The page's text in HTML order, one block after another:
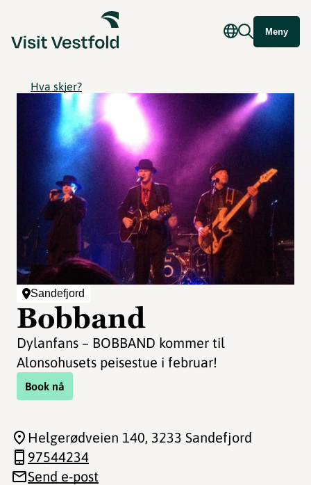
Meny
Hva skjer?
Sandefjord
Bobband
Dylanfans – BOBBAND kommer til
Alonsohusets peisestue i februar!
Book nå
Helgerødveien 140, 3233 Sandefjord
97544234
Send e-post